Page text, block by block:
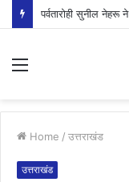
पर्वतारोही सुनील
Menu
Home / उत्तराखंड
उत्तराखंड